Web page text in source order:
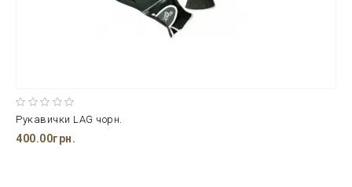
Рукавички LAG чорн.
400.00грн.